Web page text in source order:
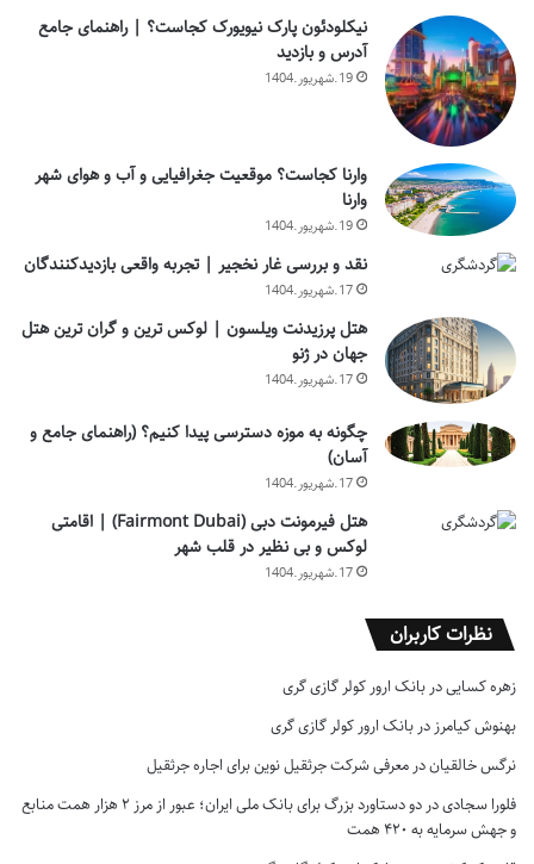
نیکلودئون پارک نیویورک کجاست؟ | راهنمای جامع
آدرس و بازدید
19.شهریور.1404
وارنا کجاست؟ موقعیت جغرافیایی و آب و هوای شهر
وارنا
19.شهریور.1404
نقد و بررسی غار نخجیر | تجربه واقعی بازدیدکنندگان
17.شهریور.1404
هتل پرزیدنت ویلسون | لوکس ترین و گران ترین هتل
جهان در ژنو
17.شهریور.1404
چگونه به موزه دسترسی پیدا کنیم؟ (راهنمای جامع و
آسان)
17.شهریور.1404
هتل فیرمونت دبی (Fairmont Dubai) | اقامتی
لوکس و بی نظیر در قلب شهر
17.شهریور.1404
نظرات کاربران
زهره کساییدر بانک ارور کولر گازی گری
بهنوش کیامرز در بانک ارور کولر گازی گری
نرگس خالقیاندر معرفی شرکت جرثقیل نوین برای اجاره جرثقیل
فلورا سجادیدر
دو دستاورد بزرگ برای بانک ملی ایران؛ عبور از مرز ۲ هزار همت منابع
و جهش سرمایه به ۴۲۰ همت